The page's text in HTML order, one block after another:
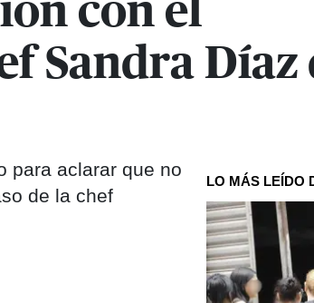
con el
Sandra Díaz
para aclarar que no
de la chef
LO MÁS LEÍDO